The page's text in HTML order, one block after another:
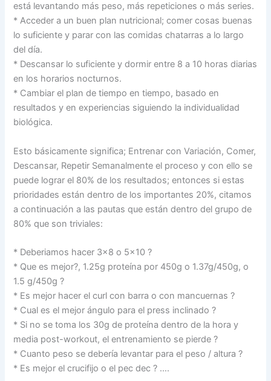
está levantando más peso, más repeticiones o más series.
* Acceder a un buen plan nutricional; comer cosas buenas
lo suficiente y parar con las comidas chatarras a lo largo
del día.
* Descansar lo suficiente y dormir entre 8 a 10 horas diarias
en los horarios nocturnos.
* Cambiar el plan de tiempo en tiempo, basado en
resultados y en experiencias siguiendo la individualidad
biológica.
Esto básicamente significa; Entrenar con Variación, Comer,
Descansar, Repetir Semanalmente el proceso y con ello se
puede lograr el 80% de los resultados; entonces si estas
prioridades están dentro de los importantes 20%, citamos
a continuación a las pautas que están dentro del grupo de
80% que son triviales:
* Deberiamos hacer 3×8 o 5×10 ?
* Que es mejor?, 1.25g proteína por 450g o 1.37g/450g, o
1.5 g/450g ?
* Es mejor hacer el curl con barra o con mancuernas ?
* Cual es el mejor ángulo para el press inclinado ?
* Si no se toma los 30g de proteína dentro de la hora y
media post-workout, el entrenamiento se pierde ?
* Cuanto peso se debería levantar para el peso / altura ?
* Es mejor el crucifijo o el pec dec ? ….